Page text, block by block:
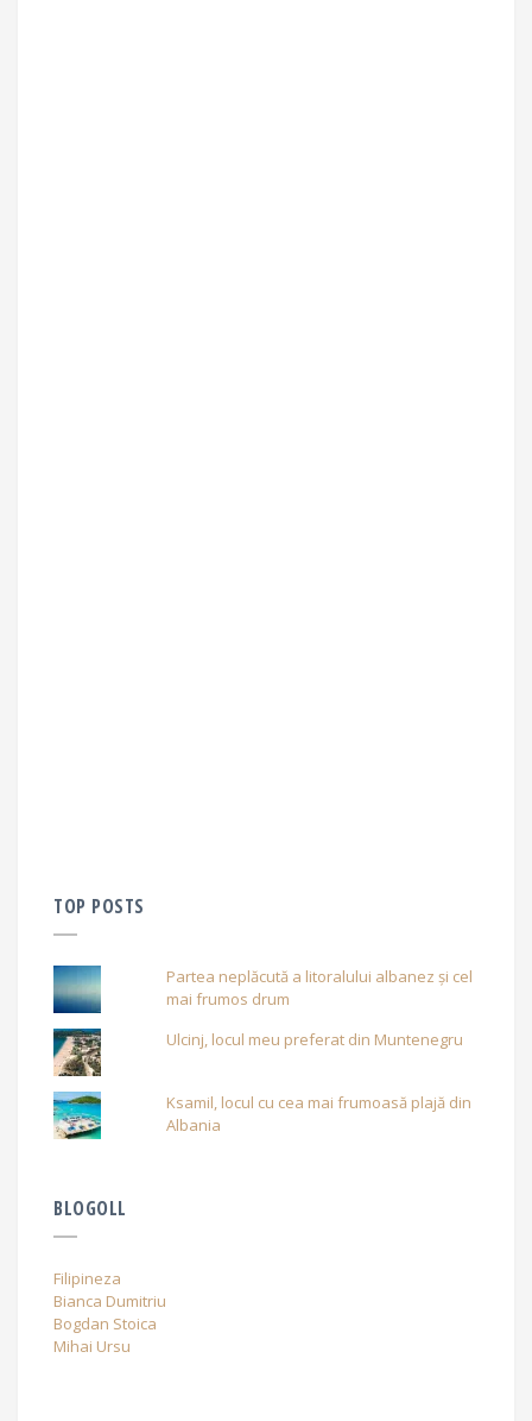
TOP POSTS
Partea neplăcută a litoralului albanez și cel
mai frumos drum
Ulcinj, locul meu preferat din Muntenegru
Ksamil, locul cu cea mai frumoasă plajă din
Albania
BLOGOLL
Filipineza
Bianca Dumitriu
Bogdan Stoica
Mihai Ursu